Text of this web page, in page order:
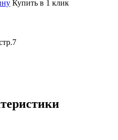
Купить в 1 клик